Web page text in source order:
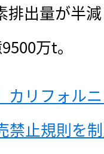
排出量が半
万t。
カリフォル
禁止規則を